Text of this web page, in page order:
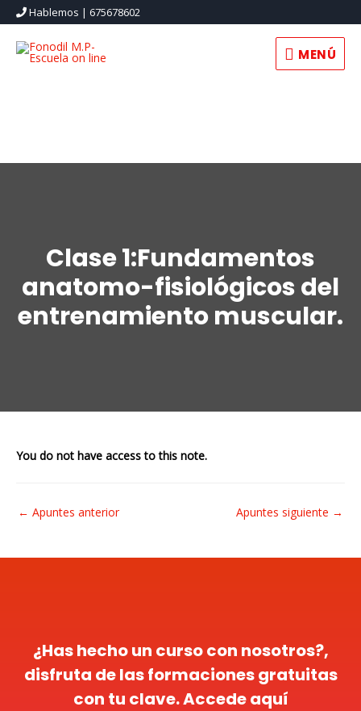
Hablemos | 675678602
MENÚ
Clase 1:Fundamentos
anatomo-fisiológicos del
entrenamiento muscular.
You do not have access to this note.
← Apuntes anterior Apuntes siguiente →
¿Has hecho un curso con nosotros?,
disfruta de las formaciones gratuitas
con tu clave. Accede aquí